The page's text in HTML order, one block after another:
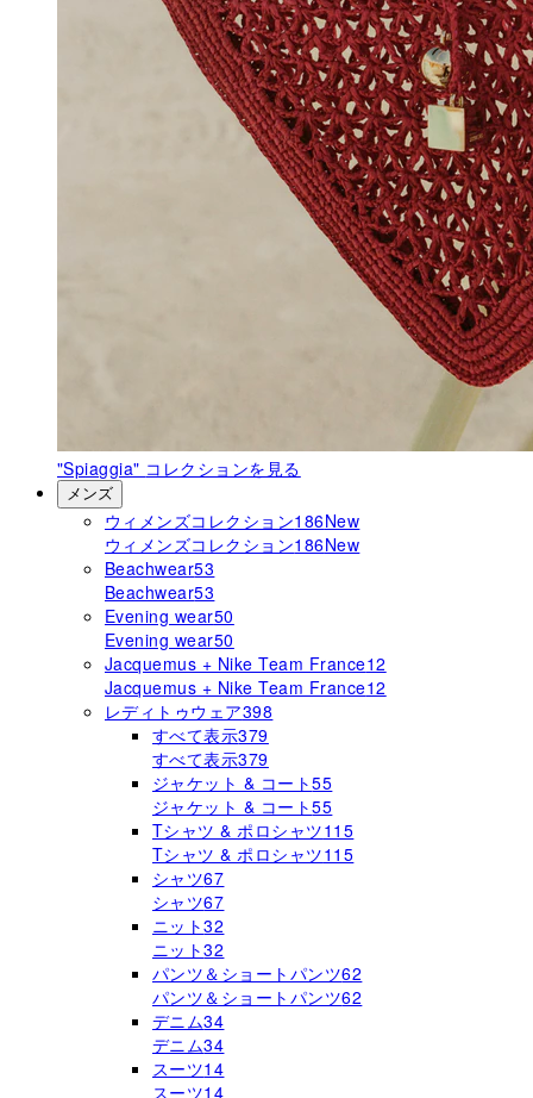
"Spiaggia" コレクションを見る
メンズ
ウィメンズコレクション186New
ウィメンズコレクション186New
Beachwear53
Beachwear53
Evening wear50
Evening wear50
Jacquemus + Nike Team France12
Jacquemus + Nike Team France12
レディトゥウェア398
すべて表示379
すべて表示379
ジャケット & コート55
ジャケット & コート55
Tシャツ & ポロシャツ115
Tシャツ & ポロシャツ115
シャツ67
シャツ67
ニット32
ニット32
パンツ＆ショートパンツ62
パンツ＆ショートパンツ62
デニム34
デニム34
スーツ14
スーツ14